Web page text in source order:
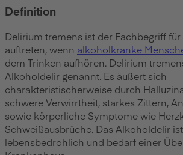
Definition
Delirium tremens ist der Fachbegriff
auftreten, wenn alkoholkranke
dem Trinken aufhören. Delirium
Alkoholdelir genannt. Es äußert sich
charakteristischerweise durch
schwere Verwirrtheit, starkes Zittern,
sowie körperliche Symptome wie
Schweißausbrüche. Das Alkoholdelir
lebensbedrohlich und bedarf einer